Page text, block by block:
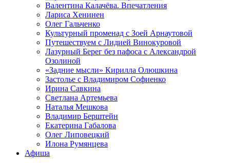
Валентина Калачёва. Впечатления
Лариса Хенинен
Олег Гальченко
Культурный променад с Зоей Арнаутовой
Путешествуем с Лидией Винокуровой
Лазурный Берег без пафоса с Александрой
Озолиной
«Задние мысли» Кирилла Олюшкина
Застолье с Владимиром Софиенко
Ирина Савкина
Светлана Артемьева
Наталья Мешкова
Владимир Берштейн
Екатерина Габалова
Олег Липовецкий
Илона Румянцева
Афиша